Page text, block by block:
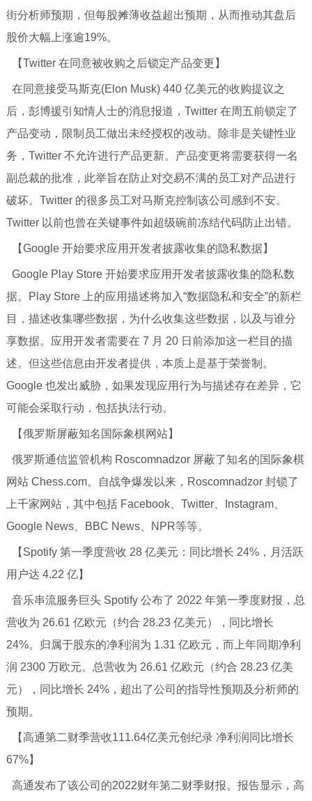
街分析师预期，但每股摊薄收益超出预期，从而推动其盘后
股价大幅上涨逾19%。
【Twitter 在同意被收购之后锁定产品变更】
在同意接受马斯克(Elon Musk) 440 亿美元的收购提议之
后，彭博援引知情人士的消息报道，Twitter 在周五前锁定了
产品变动，限制员工做出未经授权的改动。除非是关键性业
务，Twitter 不允许进行产品更新。产品变更将需要获得一名
副总裁的批准，此举旨在防止对交易不满的员工对产品进行
破坏。Twitter 的很多员工对马斯克控制该公司感到不安。
Twitter 以前也曾在关键事件如超级碗前冻结代码防止出错。
【Google 开始要求应用开发者披露收集的隐私数据】
Google Play Store 开始要求应用开发者披露收集的隐私数
据。Play Store 上的应用描述将加入“数据隐私和安全”的新栏
目，描述收集哪些数据，为什么收集这些数据，以及与谁分
享数据。应用开发者需要在 7 月 20 日前添加这一栏目的描
述。但这些信息由开发者提供，本质上是基于荣誉制。
Google 也发出威胁，如果发现应用行为与描述存在差异，它
可能会采取行动，包括执法行动。
【俄罗斯屏蔽知名国际象棋网站】
俄罗斯通信监管机构 Roscomnadzor 屏蔽了知名的国际象棋
网站 Chess.com。自战争爆发以来，Roscomnadzor 封锁了
上千家网站，其中包括 Facebook、Twitter、Instagram、
Google News、BBC News、NPR等等。
【Spotify 第一季度营收 28 亿美元：同比增长 24%，月活跃
用户达 4.22 亿】
音乐串流服务巨头 Spotify 公布了 2022 年第一季度财报，总
营收为 26.61 亿欧元（约合 28.23 亿美元），同比增长
24%。归属于股东的净利润为 1.31 亿欧元，而上年同期净利
润 2300 万欧元。总营收为 26.61 亿欧元（约合 28.23 亿美
元），同比增长 24%，超出了公司的指导性预期及分析师的
预期。
【高通第二财季营收111.64亿美元创纪录 净利润同比增长
67%】
高通发布了该公司的2022财年第二财季财报。报告显示，高